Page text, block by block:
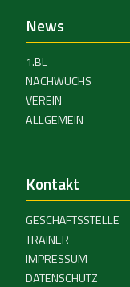
News
1.BL
NACHWUCHS
VEREIN
ALLGEMEIN
Kontakt
GESCHÄFTSSTELLE
TRAINER
IMPRESSUM
DATENSCHUTZ